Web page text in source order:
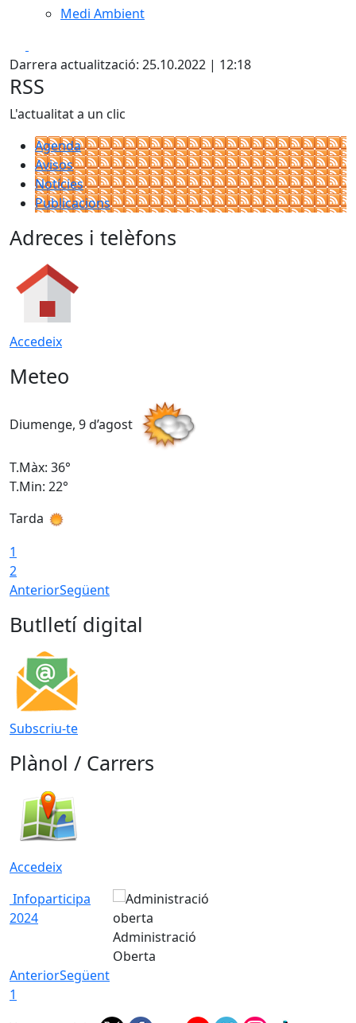
Medi Ambient
Darrera actualització: 25.10.2022 | 12:18
RSS
L'actualitat a un clic
Agenda
Avisos
Notícies
Publicacions
Adreces i telèfons
Accedeix
Meteo
Diumenge, 9 d’agost
T.Màx: 36°
T.Min: 22°
Tarda
1
2
AnteriorSegüent
Butlletí digital
Subscriu-te
Plànol / Carrers
Accedeix
Infoparticipa
2024
Administració
Oberta
AnteriorSegüent
1